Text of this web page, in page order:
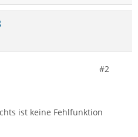
#2
ist keine Fehlfunktion